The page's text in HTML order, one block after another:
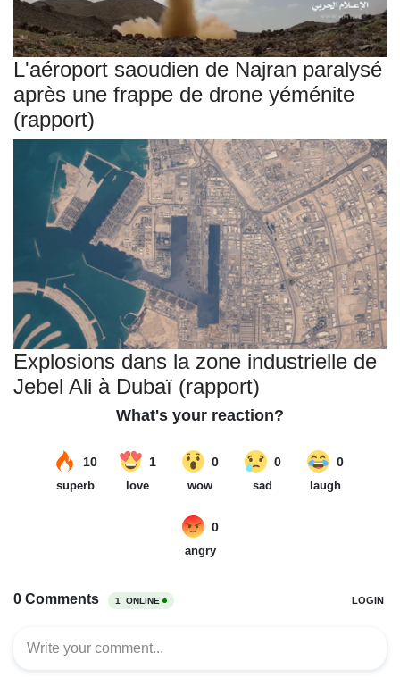
L'aéroport saoudien de Najran paralysé
après une frappe de drone yéménite
(rapport)
Explosions dans la zone industrielle de
Jebel Ali à Dubaï (rapport)